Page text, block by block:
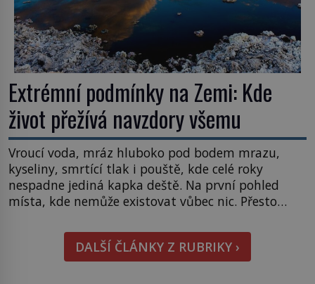
Extrémní podmínky na Zemi: Kde
život přežívá navzdory všemu
Vroucí voda, mráz hluboko pod bodem mrazu,
kyseliny, smrtící tlak i pouště, kde celé roky
nespadne jediná kapka deště. Na první pohled
místa, kde nemůže existovat vůbec nic. Přesto
posouvají hranice života. Každý nový nález mění
naše představy o tom, co všechno dokáže příroda a
napovídá, kde bychom jednou […]
DALŠÍ ČLÁNKY Z RUBRIKY ›